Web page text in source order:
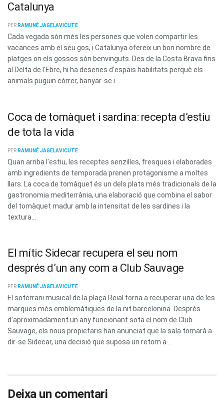
Catalunya
PER RAMUNÉ JAGELAVICUTE
Cada vegada són més les persones que volen compartir les
vacances amb el seu gos, i Catalunya ofereix un bon nombre de
platges on els gossos són benvinguts. Des de la Costa Brava fins
al Delta de l'Ebre, hi ha desenes d'espais habilitats perquè els
animals puguin córrer, banyar-se i...
Coca de tomàquet i sardina: recepta d’estiu
de tota la vida
PER RAMUNÉ JAGELAVICUTE
Quan arriba l'estiu, les receptes senzilles, fresques i elaborades
amb ingredients de temporada prenen protagonisme a moltes
llars. La coca de tomàquet és un dels plats més tradicionals de la
gastronomia mediterrània, una elaboració que combina el sabor
del tomàquet madur amb la intensitat de les sardines i la
textura...
El mític Sidecar recupera el seu nom
després d’un any com a Club Sauvage
PER RAMUNÉ JAGELAVICUTE
El soterrani musical de la plaça Reial torna a recuperar una de les
marques més emblemàtiques de la nit barcelonina. Després
d'aproximadament un any funcionant sota el nom de Club
Sauvage, els nous propietaris han anunciat que la sala tornarà a
dir-se Sidecar, una decisió que suposa un retorn a...
Deixa un comentari